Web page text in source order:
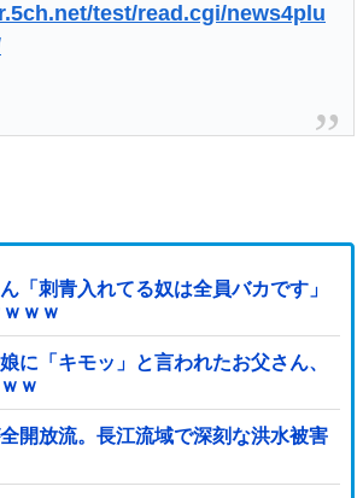
test/read.cgi/news4plu
「刺青入れてる奴は全員バカです」
ｗｗ
に「キモッ」と言われたお父さん、
ｗ
開放流。長江流域で深刻な洪水被害